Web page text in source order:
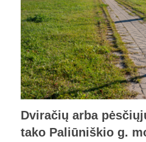
Dviračių arba
tako Paliūniškio g.